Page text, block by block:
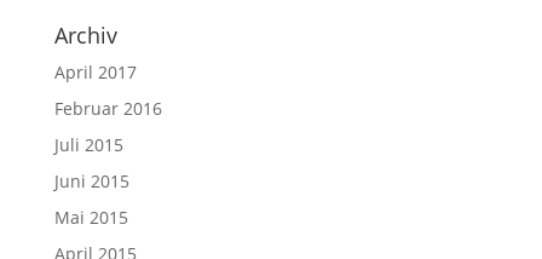
Archiv
April 2017
Februar 2016
Juli 2015
Juni 2015
Mai 2015
April 2015